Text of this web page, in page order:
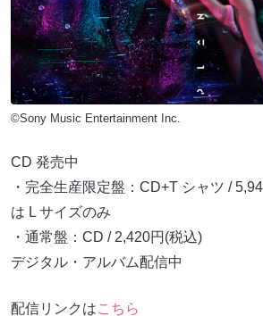
©Sony Music Entertainment Inc.
CD 発売中
・完全⽣産限定盤：CD+T シャツ /
は L サイズのみ
・通常盤：CD / 2,420円(税込)
デジタル・アルバム配信中
配信リンクはこちら